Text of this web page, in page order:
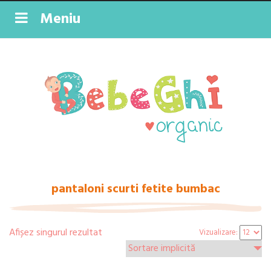
Meniu
pantaloni scurti fetite bumbac
Afișez singurul rezultat Vizualizare: